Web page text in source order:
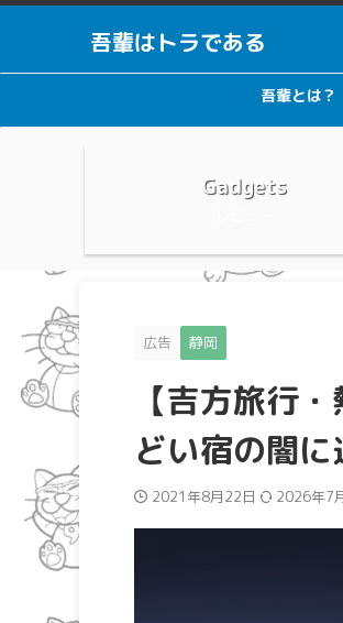
吾輩はトラである
吾輩とは？
Gadgets
広告 静岡
【吉方旅行
どい宿の闇に
2021年8月22日 2026年7